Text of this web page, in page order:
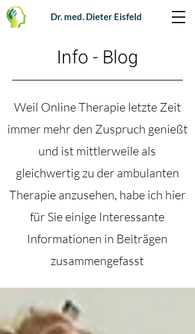
Dr. med. Dieter Eisfeld
Info - Blog
Weil Online Therapie letzte Zeit
immer mehr den Zuspruch genießt
und ist mittlerweile als
gleichwertig zu der ambulanten
Therapie anzusehen, habe ich hier
für Sie einige Interessante
Informationen in Beiträgen
zusammengefasst